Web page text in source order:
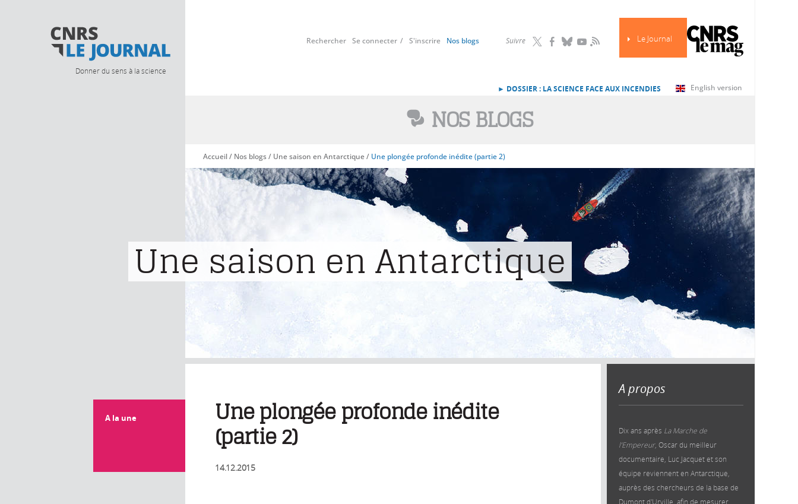
Donner du sens à la science
Le Journal
Suivre RSS
Rechercher Se connecter S'inscrire Nos blogs
English version
► DOSSIER : LA SCIENCE FACE AUX INCENDIES
NOS BLOGS
Vous êtes ici
Accueil/ Nos blogs/ Une saison en Antarctique/ Une plongée profonde inédite (partie 2)
Une saison en Antarctique
A propos
Dix ans après La Marche de
l’Empereur, Oscar du meilleur
documentaire, Luc Jacquet et son
équipe reviennent en Antarctique,
auprès des chercheurs de la base de
Dumont d'Urville, afin de mesurer
A la une
Une plongée profonde inédite
(partie 2)
14.12.2015